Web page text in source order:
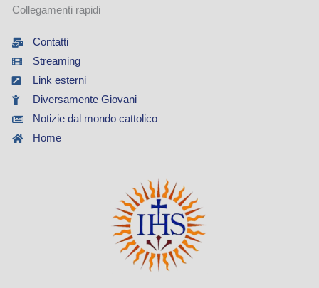
Collegamenti rapidi
Contatti
Streaming
Link esterni
Diversamente Giovani
Notizie dal mondo cattolico
Home